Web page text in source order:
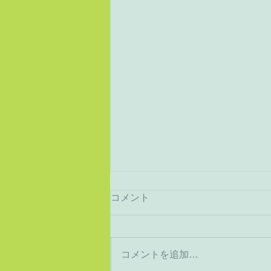
猛暑から酷暑へ
コメント
コメントを追加…